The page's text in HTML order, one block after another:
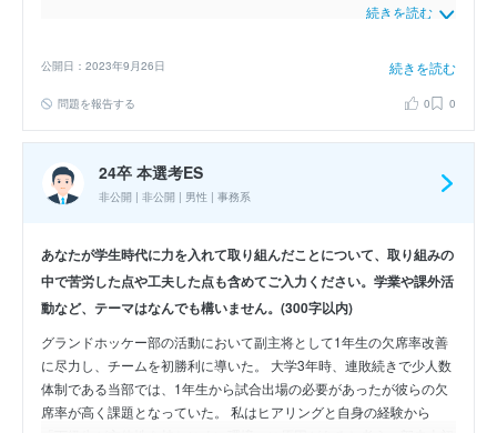
かの部員と何をどこまで教えたのか等を随時確認しあい一人一人のレ
外国人留学生は試合ができるようになるまで成長し、日本人部員と協
調して練習できるようになった。この経験から根気強く自らよりよい
続きを読む
公開日：2023年9月26日 続きを読む
問題を報告する 0 0
24卒 本選考ES
非公開 | 非公開 | 男性 | 事務系
あなたが学生時代に力を入れて取り組んだことについて、取り組みの
中で苦労した点や工夫した点も含めてご入力ください。学業や課外活
動など、テーマはなんでも構いません。(300字以内)
グランドホッケー部の活動において副主将として1年生の欠席率改善
に尽力し、チームを初勝利に導いた。 大学3年時、連敗続きで少人数
体制である当部では、1年生から試合出場の必要があったが彼らの欠
席率が高く課題となっていた。 私はヒアリングと自身の経験から